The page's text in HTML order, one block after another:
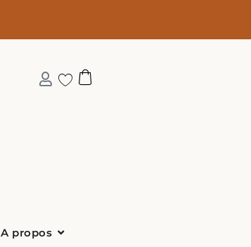
A propos Ouvrir A propos